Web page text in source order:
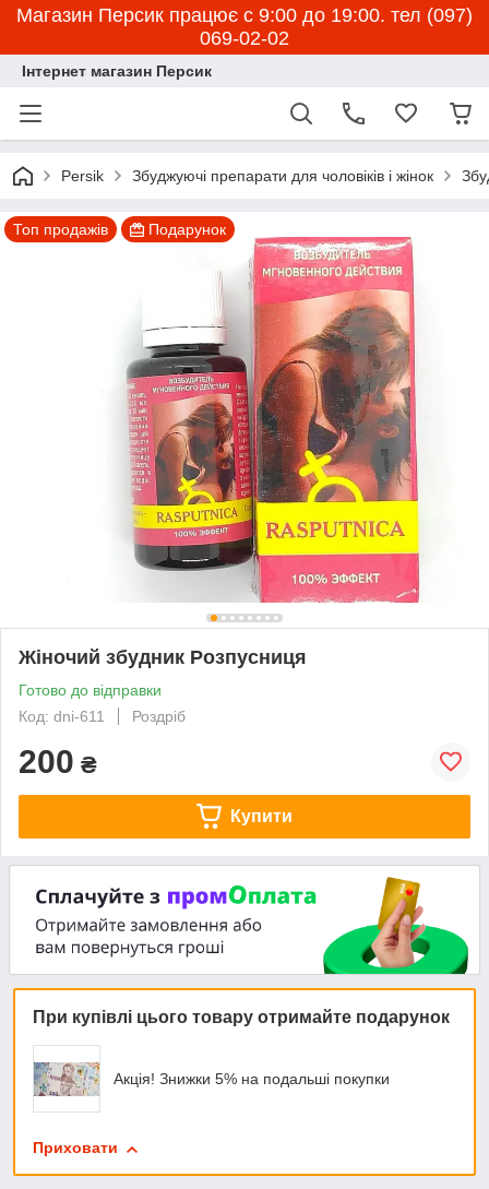
Магазин Персик працює с 9:00 до 19:00. тел (097)
069-02-02
Інтернет магазин Персик
Persik Збуджуючі препарати для чоловіків і жінок
Топ продажів Подарунок
Жіночий збудник Розпусниця
Готово до відправки
Код: dni-611
Роздріб
200 ₴
Купити
При купівлі цього товару отримайте подарунок
Акція! Знижки 5% на подальші покупки
Приховати